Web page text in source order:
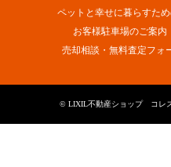
ペットと幸せに暮らすた
お客様駐車場のご案内
売却相談・無料査定フォ
© LIXIL不動産ショップ コレ